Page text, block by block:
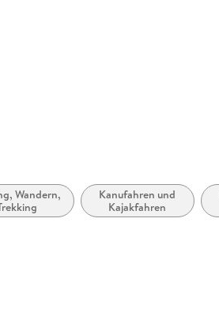
Wandern,
Kanufahren und
Kajakfahren